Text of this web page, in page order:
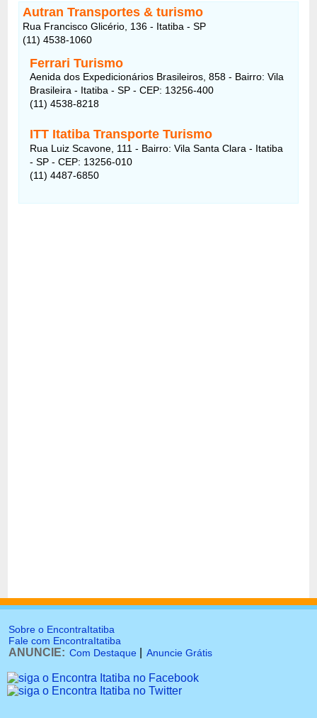
Autran Transportes & turismo
Rua Francisco Glicério, 136 - Itatiba - SP
(11) 4538-1060
Ferrari Turismo
Aenida dos Expedicionários Brasileiros, 858 - Bairro: Vila
Brasileira - Itatiba - SP - CEP: 13256-400
(11) 4538-8218
ITT Itatiba Transporte Turismo
Rua Luiz Scavone, 111 - Bairro: Vila Santa Clara - Itatiba
- SP - CEP: 13256-010
(11) 4487-6850
Sobre o EncontraItatiba
Fale com EncontraItatiba
ANUNCIE: Com Destaque Anuncie Grátis